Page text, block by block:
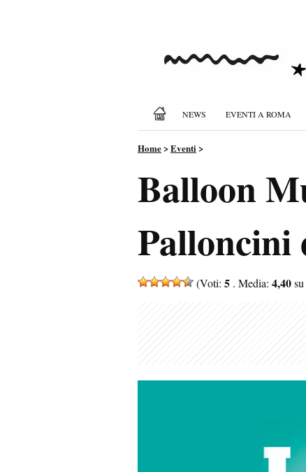
NEWS EVENTI A ROMA
Home>Eventi>
Balloon
Palloncini
(Voti: 5 . Media: 4,40